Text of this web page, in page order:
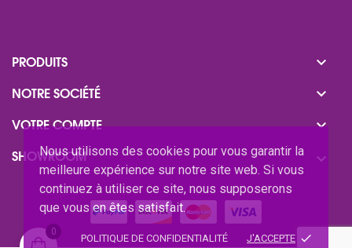
Nous utilisons des cookies pour vous garantir la
meilleure expérience sur notre site web. Si vous
continuez à utiliser ce site, nous supposerons
que vous en êtes satisfait.
POLITIQUE DE CONFIDENTIALITÉ J'ACCEPTE done
PRODUITS 
NOTRE SOCIÉTÉ 
VOTRE COMPTE 
SHOWROOM 
0